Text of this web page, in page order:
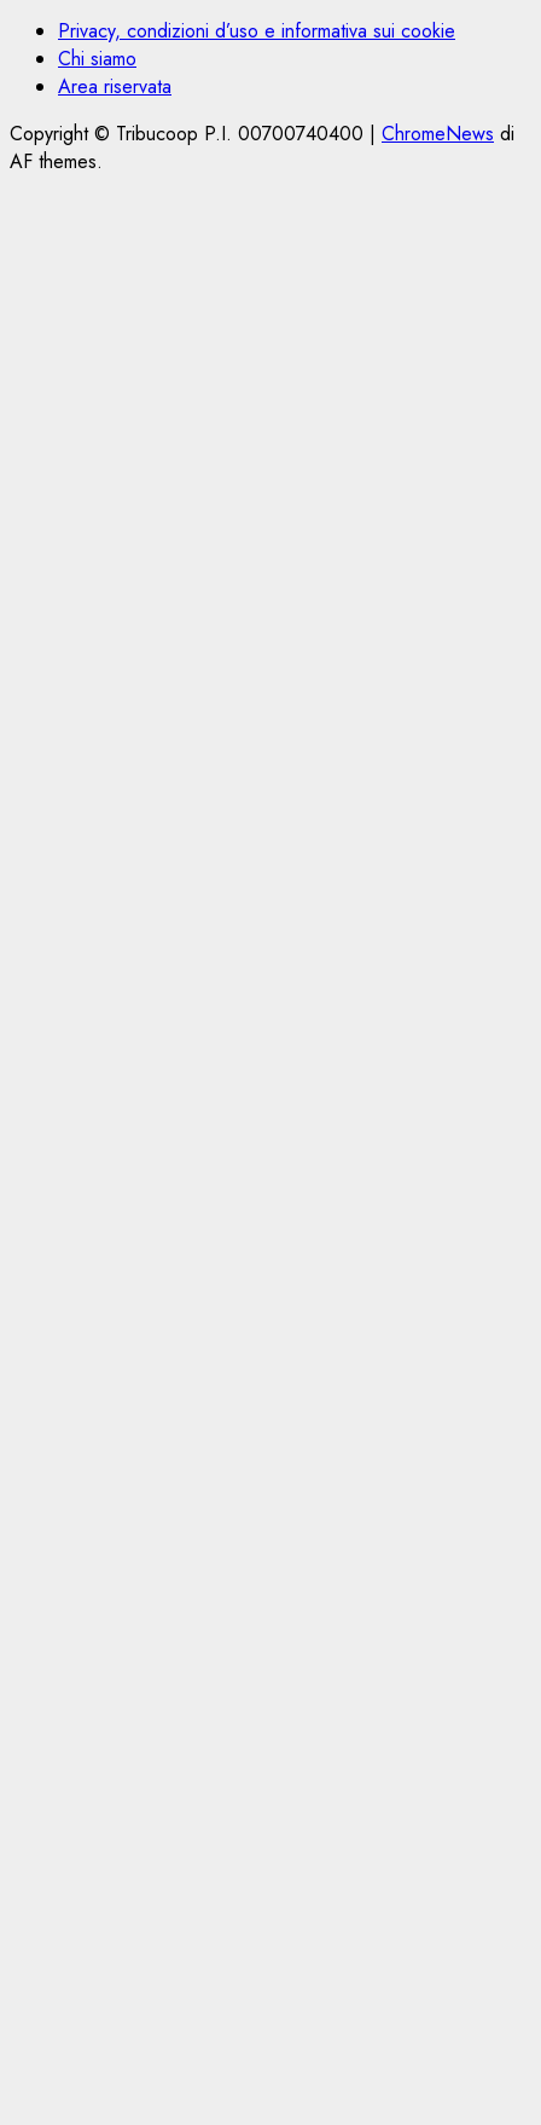
Privacy, condizioni d’uso e informativa sui cookie
Chi siamo
Area riservata
Copyright © Tribucoop P.I. 00700740400 | ChromeNews di
AF themes.